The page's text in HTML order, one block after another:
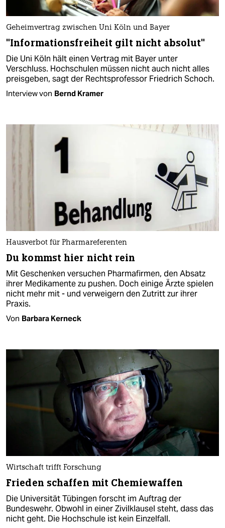
Geheimvertrag zwischen Uni Köln und Bayer
"Informationsfreiheit gilt nicht absolut"
Die Uni Köln hält einen Vertrag mit Bayer unter
Verschluss. Hochschulen müssen nicht auch nicht alles
preisgeben, sagt der Rechtsprofessor Friedrich Schoch.
Interview von Bernd Kramer
Hausverbot für Pharmareferenten
Du kommst hier nicht rein
Mit Geschenken versuchen Pharmafirmen, den Absatz
ihrer Medikamente zu pushen. Doch einige Ärzte spielen
nicht mehr mit - und verweigern den Zutritt zur ihrer
Praxis.
Von Barbara Kerneck
Wirtschaft trifft Forschung
Frieden schaffen mit Chemiewaffen
Die Universität Tübingen forscht im Auftrag der
Bundeswehr. Obwohl in einer Zivilklausel steht, dass das
nicht geht. Die Hochschule ist kein Einzelfall.